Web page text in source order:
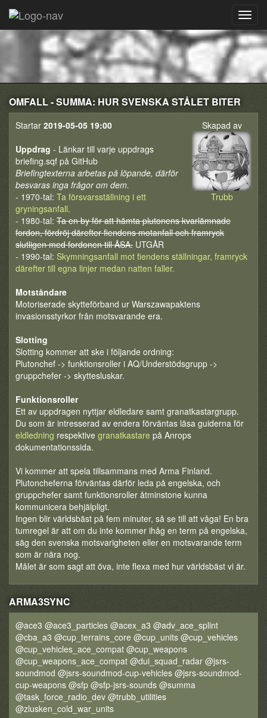
OMFALL - SUMMA: HUR SVENSKA STÅLET BITER
Skapad av
Trubb
Startar 2019-05-05 19:00
Uppdrag - Länkar till varje uppdrags
briefing.sqf på GitHub
Briefingtexterna arbetas på löpande, därför
besvaras inga frågor om dem.
- 1970-tal: Ta försvarsställning i ett
gryningsanfall.
- 1980-tal: Ta en by för att hämta plutonens kvarlämnade
fordon, fördröj därefter fiendens motanfall och framryck
slutligen med fordonen till ÅSA. UTGÅR
- 1990-tal: Skymningsanfall mot fiendens ställningar, framryck
därefter till egna linjer medan natten faller.
Motståndare
Motoriserade skytteförband ur Warszawapaktens
invasionsstyrkor från motsvarande era.
Slotting
Slotting kommer att ske i följande ordning:
Plutonchef -> funktionsroller i AQ/Understödsgrupp ->
gruppchefer -> skyttesluskar.
Funktionsroller
Ett av uppdragen nyttjar eldledare samt granatkastargrupp.
Du som är intresserad av endera förväntas läsa guiderna för
eldledning respektive granatkastare på Anrops
dokumentationssida.
Vi kommer att spela tillsammans med Arma Finland.
Plutoncheferna förväntas därför leda på engelska, och
gruppchefer samt funktionsroller åtminstone kunna
kommunicera behjälpligt.
Ingen blir världsbäst på fem minuter, så se till att våga! En bra
tumregel är att om du inte kommer ihåg en term på engelska,
säg den svenska motsvarigheten eller en motsvarande term
som är nära nog.
Målet är som sagt att öva, inte flexa med hur världsbäst vi är.
ARMA3SYNC
@ace3 @ace3_particles @acex_a3 @adv_ace_splint
@cba_a3 @cup_terrains_core @cup_units @cup_vehicles
@cup_vehicles_ace_compat @cup_weapons
@cup_weapons_ace_compat @dui_squad_radar @jsrs-
soundmod @jsrs-soundmod-cup-vehicles @jsrs-soundmod-
cup-weapons @sfp @sfp-jsrs-sounds @summa
@task_force_radio_dev @trubb_utilities
@zlusken_cold_war_units